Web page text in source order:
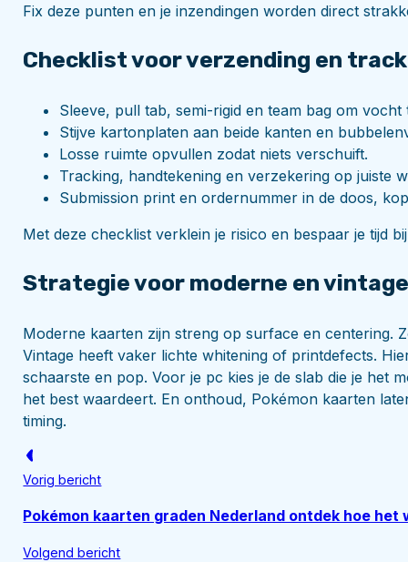
Fix deze punten en je inzendingen worden direct
Checklist voor verzending en
Sleeve, pull tab, semi-rigid en team bag om vocht
Stijve kartonplaten aan beide kanten en
Losse ruimte opvullen zodat niets verschuift.
Tracking, handtekening en verzekering op juiste
Submission print en ordernummer in de doos,
Met deze checklist verklein je risico en bespaar je tijd
Strategie voor moderne en
Moderne kaarten zijn streng op surface en centering.
Vintage heeft vaker lichte whitening of printdefects.
schaarste en pop. Voor je pc kies je de slab die je het
het best waardeert. En onthoud, Pokémon kaarten
timing.
Vorig bericht
Pokémon kaarten graden Nederland ontdek hoe
Volgend bericht